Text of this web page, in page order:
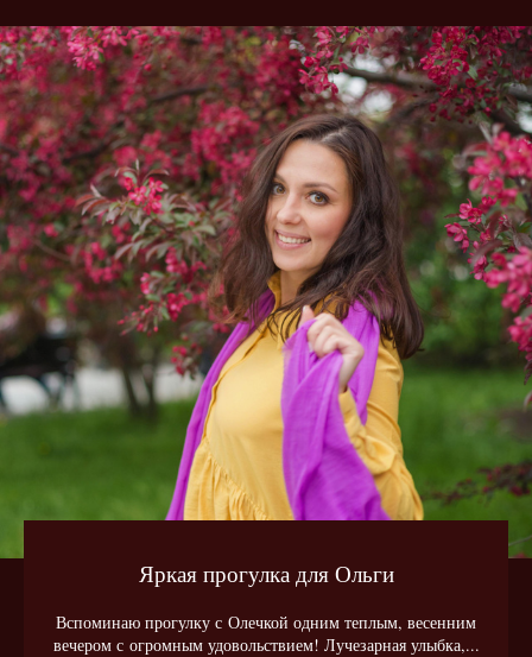
Яркая прогулка для Ольги
Вспоминаю прогулку с Олечкой одним теплым, весенним
вечером с огромным удовольствием! Лучезарная улыбка,...